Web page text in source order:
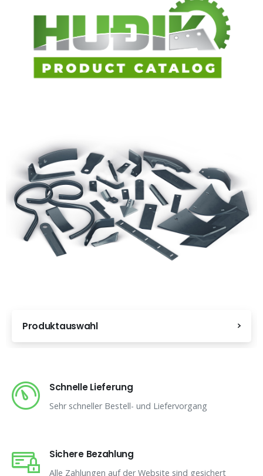
Produktauswahl
Schnelle Lieferung
Sehr schneller Bestell- und Liefervorgang
Sichere Bezahlung
Alle Zahlungen auf der Website sind gesichert